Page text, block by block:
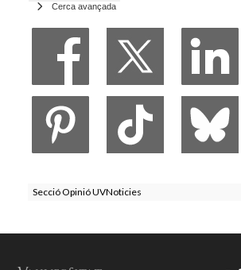
Cerca avançada
Secció Opinió UVNoticies